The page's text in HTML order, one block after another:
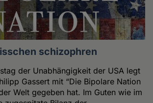
schizophren
der Unabhängigkeit der USA legt
Gassert mit “Die Bipolare Nation
Welt gegeben hat. Im Guten wie im